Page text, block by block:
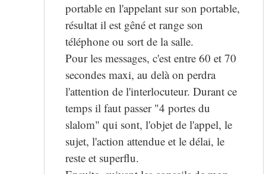
portable en l'appelant sur son portable,
résultat il est gêné et range son
téléphone ou sort de la salle.
Pour les messages, c'est entre 60 et 70
secondes maxi, au delà on perdra
l'attention de l'interlocuteur. Durant ce
temps il faut passer "4 portes du
slalom" qui sont, l'objet de l'appel, le
sujet, l'action attendue et le délai, le
reste et superflu.